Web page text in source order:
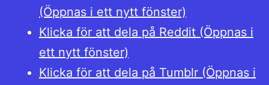
(Öppnas i ett nytt fönster)
Klicka för att dela på Reddit (Öppnas i
ett nytt fönster)
Klicka för att dela på Tumblr (Öppnas i